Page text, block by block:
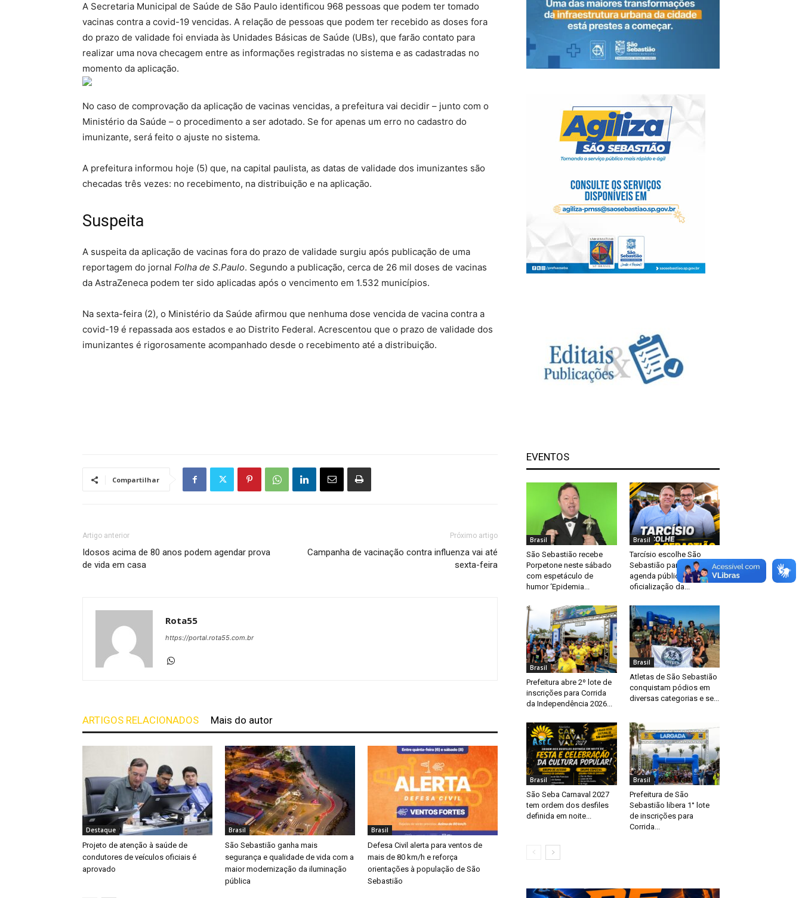
A Secretaria Municipal de Saúde de São Paulo identificou 968 pessoas que podem ter tomado
vacinas contra a covid-19 vencidas. A relação de pessoas que podem ter recebido as doses fora
do prazo de validade foi enviada às Unidades Básicas de Saúde (UBs), que farão contato para
realizar uma nova checagem entre as informações registradas no sistema e as cadastradas no
momento da aplicação.
No caso de comprovação da aplicação de vacinas vencidas, a prefeitura vai decidir – junto com o
Ministério da Saúde – o procedimento a ser adotado. Se for apenas um erro no cadastro do
imunizante, será feito o ajuste no sistema.
A prefeitura informou hoje (5) que, na capital paulista, as datas de validade dos imunizantes são
checadas três vezes: no recebimento, na distribuição e na aplicação.
Suspeita
A suspeita da aplicação de vacinas fora do prazo de validade surgiu após publicação de uma
reportagem do jornal Folha de S.Paulo. Segundo a publicação, cerca de 26 mil doses de vacinas
da AstraZeneca podem ter sido aplicadas após o vencimento em 1.532 municípios.
Na sexta-feira (2), o Ministério da Saúde afirmou que nenhuma dose vencida de vacina contra a
covid-19 é repassada aos estados e ao Distrito Federal. Acrescentou que o prazo de validade dos
imunizantes é rigorosamente acompanhado desde o recebimento até a distribuição.
Compartilhar
Artigo anterior
Idosos acima de 80 anos podem agendar prova
de vida em casa
Próximo artigo
Campanha de vacinação contra influenza vai até
sexta-feira
Rota55
https://portal.rota55.com.br
ARTIGOS RELACIONADOS Mais do autor
Destaque
Projeto de atenção à saúde de
condutores de veículos oficiais é
aprovado
Brasil
São Sebastião ganha mais
segurança e qualidade de vida com a
maior modernização da iluminação
pública
Brasil
Defesa Civil alerta para ventos de
mais de 80 km/h e reforça
orientações à população de São
Sebastião
EVENTOS
Brasil
São Sebastião recebe
Porpetone neste sábado
com espetáculo de
humor ‘Epidemia...
Brasil
Tarcísio escolhe São
Sebastião para primeira
agenda pública após
oficialização da...
Brasil
Prefeitura abre 2º lote de
inscrições para Corrida
da Independência 2026...
Brasil
Atletas de São Sebastião
conquistam pódios em
diversas categorias e se...
Brasil
São Seba Carnaval 2027
tem ordem dos desfiles
definida em noite...
Brasil
Prefeitura de São
Sebastião libera 1° lote
de inscrições para
Corrida...